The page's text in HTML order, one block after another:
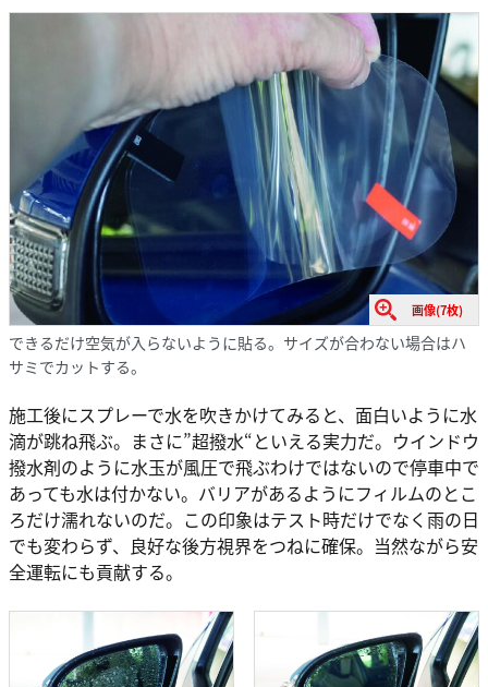
画像(7枚)
できるだけ空気が入らないように貼る。サイズが合わない場合はハ
サミでカットする。
施工後にスプレーで水を吹きかけてみると、面白いように水
滴が跳ね飛ぶ。まさに”超撥水“といえる実力だ。ウインドウ
撥水剤のように水玉が風圧で飛ぶわけではないので停車中で
あっても水は付かない。バリアがあるようにフィルムのとこ
ろだけ濡れないのだ。この印象はテスト時だけでなく雨の日
でも変わらず、良好な後方視界をつねに確保。当然ながら安
全運転にも貢献する。